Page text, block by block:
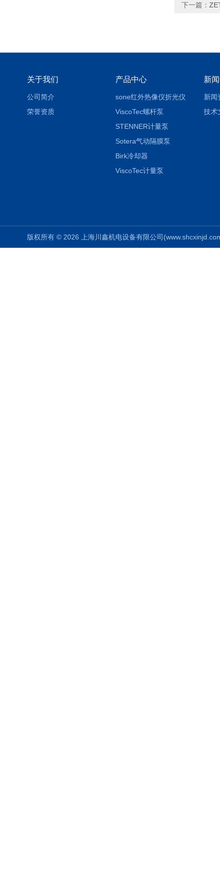
下一篇：
关于我们
公司简介
荣誉资质
产品中心
sone红外热像仪折光仪
ViscoTec螺杆泵
STENNER计量泵
Sotera气动隔膜泵
Birk冷却器
ViscoTec计量泵
新
新闻
技术
版权所有 © 2026 上海川鑫机电设备有限公司